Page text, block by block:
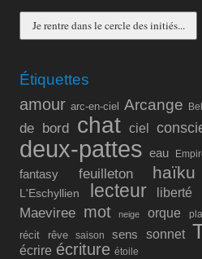
Étiquettes
amour arc-en-ciel Arcange
de bord chat ciel
deux-pattes eau
fantasy feuilleton haïku
L'Eschyllien lecteur liberté
Maeviree mot neige orque
récit rêve saison sens sonnet
écrire écriture étoile